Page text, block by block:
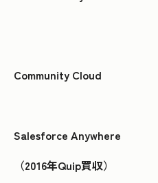
Community Cloud
Salesforce Anywhere
（2016年Quip買収）